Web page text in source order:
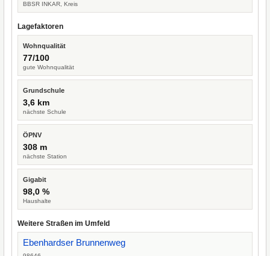
BBSR INKAR, Kreis
Lagefaktoren
Wohnqualität
77/100
gute Wohnqualität
Grundschule
3,6 km
nächste Schule
ÖPNV
308 m
nächste Station
Gigabit
98,0 %
Haushalte
Weitere Straßen im Umfeld
Ebenhardser Brunnenweg